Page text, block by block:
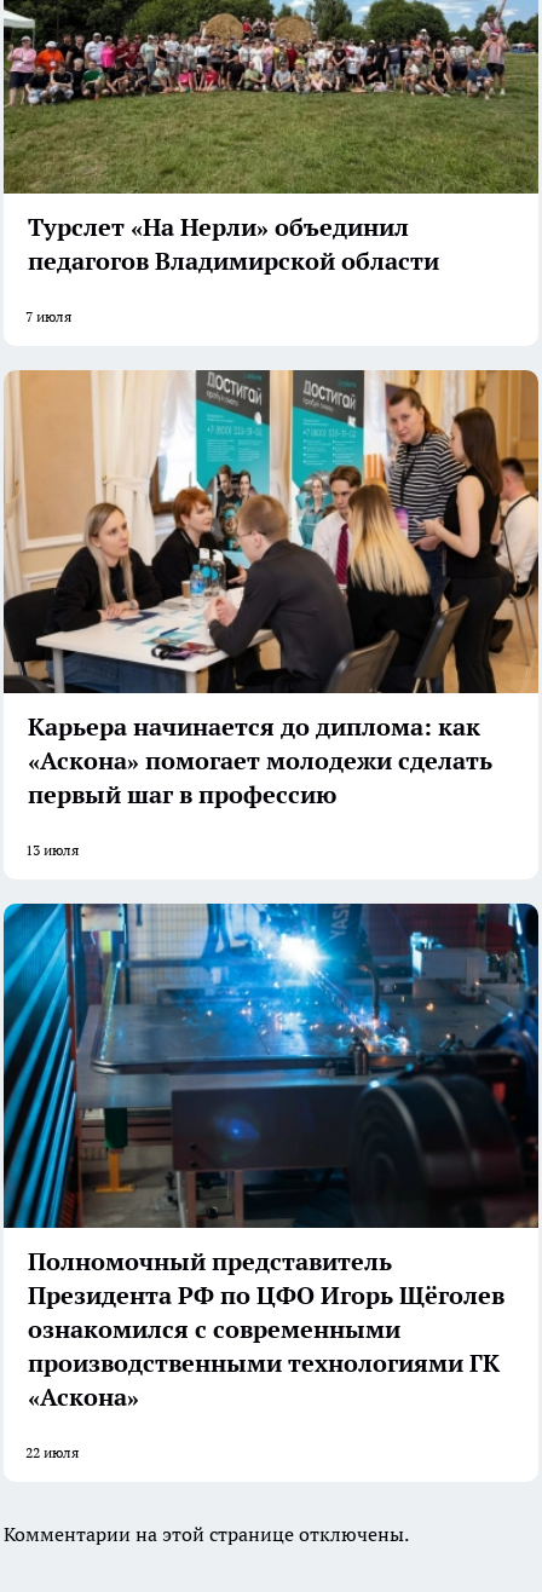
Турслет «На Нерли» объединил
педагогов Владимирской области
7 июля
Карьера начинается до диплома: как
«Аскона» помогает молодежи сделать
первый шаг в профессию
13 июля
Полномочный представитель
Президента РФ по ЦФО Игорь Щёголев
ознакомился с современными
производственными технологиями ГК
«Аскона»
22 июля
Комментарии на этой странице отключены.